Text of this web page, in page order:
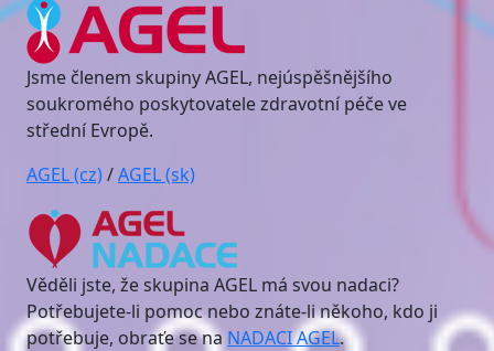
Jsme členem skupiny AGEL, nejúspěšnějšího
soukromého poskytovatele zdravotní péče ve
střední Evropě.
AGEL (cz) /AGEL (sk)
Věděli jste, že skupina AGEL má svou nadaci?
Potřebujete-li pomoc nebo znáte-li někoho, kdo ji
potřebuje, obraťe se na NADACI AGEL.